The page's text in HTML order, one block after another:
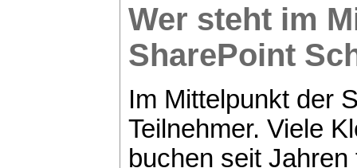
Wer steht im
SharePoint
Im Mittelpunkt der
Teilnehmer. Viele
buchen seit